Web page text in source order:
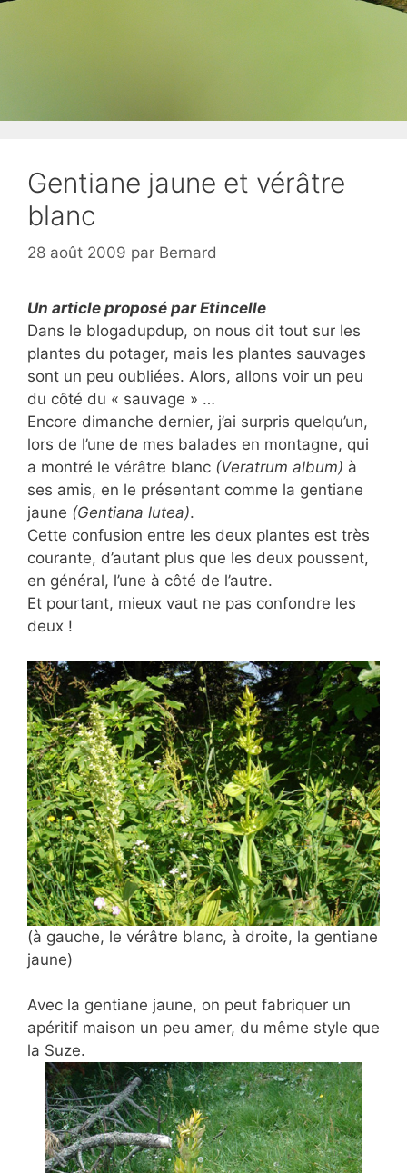
Gentiane jaune et vérâtre
blanc
28 août 2009 par Bernard
Un article proposé par Etincelle
Dans le blogadupdup, on nous dit tout sur les
plantes du potager, mais les plantes sauvages
sont un peu oubliées. Alors, allons voir un peu
du côté du « sauvage » …
Encore dimanche dernier, j’ai surpris quelqu’un,
lors de l’une de mes balades en montagne, qui
a montré le vérâtre blanc (Veratrum album) à
ses amis, en le présentant comme la gentiane
jaune (Gentiana lutea).
Cette confusion entre les deux plantes est très
courante, d’autant plus que les deux poussent,
en général, l’une à côté de l’autre.
Et pourtant, mieux vaut ne pas confondre les
deux !
(à gauche, le vérâtre blanc, à droite, la gentiane
jaune)
Avec la gentiane jaune, on peut fabriquer un
apéritif maison un peu amer, du même style que
la Suze.